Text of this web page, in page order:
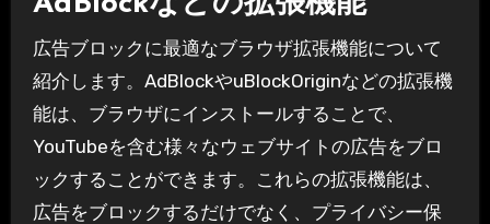
広告ブロックに最適なブラウザ拡張機能について
紹介します。AdBlockやuBlockOriginなどの拡張機
能は、ブラウザにインストールすることで、
YouTubeを含む様々なウェブサイトの広告をブロ
ックすることができます。これらの拡張機能は、
広告をブロックするだけでなく、プライバシー保